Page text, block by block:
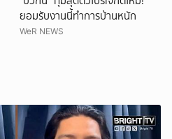
ยอมรับงานนี้ทำการบ้านหนัก
WeR NEWS